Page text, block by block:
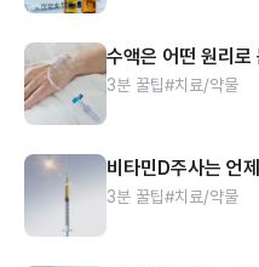
수액은 어떤 원리로
3분 꿀팁#치료/약물
비타민D주사는 언
3분 꿀팁#치료/약물